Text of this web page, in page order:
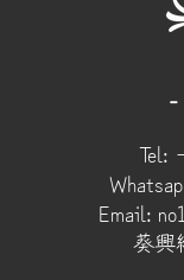
-
Tel:
Email:
葵興